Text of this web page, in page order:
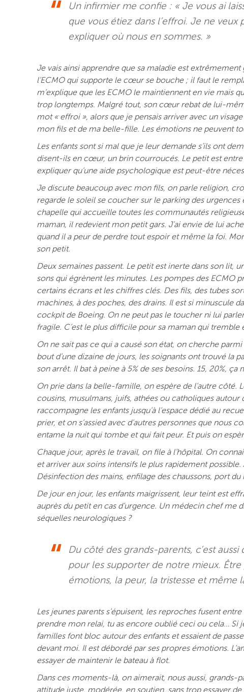
Un infirmier me confie : « Je vous ai
que vous étiez dans l’effroi. Je ne veux
expliquer où nous en sommes. »
Je vais ainsi apprendre que sa maladie est
l’ECMO qui supporte le cœur se bouche ; il faut le
m’explique que les ECMO le maintiennent en vie mais
trop longtemps. Malgré tout, son cœur rebat de lui-
mot « effroi », alors que je pensais arriver avec un
mon fils et de ma belle-fille. Les émotions ne peuvent
Les enfants sont si mal que je leur demande s’ils ont
disent-ils en cœur, un brin courroucés. Le petit est
expliquer qu’une aide psychologique est peut-être
Je discute beaucoup avec mon fils, on parle religion,
regarde le soleil se coucher sur le parking des
chapelle qui accueille toutes les communautés
maman, il redevient mon petit gars. J’ai envie de lui
quand il a peur de perdre tout espoir et même la foi.
son petit.
Deux semaines passent. Le petit est inerte dans son lit,
sons qui égrènent les minutes. Les pompes des ECMO
certains écrans et les chiffres clés. Des fils, des tubes
machines, à des poches, des drains. Il est si minuscule
cockpit de Boeing. On ne peut pas le toucher ni lui
fragile. C’est le plus difficile pour sa maman qui tremble
On ne sait pas ce qui a causé son état, on cherche
bout d’une dizaine de jours, les soignants ont trouvé la
son arrêt. Il bat à peine à 5% de ses besoins. 15, 20%,
On prie dans la belle-famille, on espère de l’autre
cousins, musulmans, juifs, athées ou catholiques autour
raccompagne les enfants jusqu’à l’espace dédié au
prier, et on s’assied avec d’autres personnes que
entame la nuit qui tombe et qui fait peur. Et puis on
Chaque jour, après le travail, on file à l’hôpital. On
et arriver aux soins intensifs le plus rapidement
Désinfection des mains, enfilage des chaussons, port du
De jour en jour, les enfants maigrissent, leur teint est
auprès du petit en cas d’urgence. Un médecin chef me
séquelles neurologiques ?
Du côté des grands-parents, c’est
pour les supporter de notre mieux.
émotions, la peur, la tristesse et même
Les jeunes parents s’épuisent, les reproches fusent
prendre mon relai, tu as encore oublié ceci ou cela… Si
familles font bloc autour des enfants et essaient de
devant moi. Il est débordé par ses propres émotions.
essayer de maintenir le bateau à flot.
Dans ces moments-là, on aimerait, nous aussi, grands-
attitude juste, modérée, en soutien, sans trop essayer